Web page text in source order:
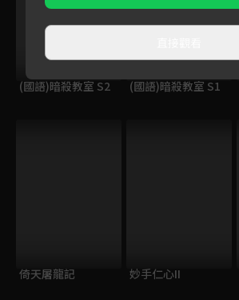
(國語)暗殺教室 S2 (國語)暗殺教室 S1
倚天屠龍記 妙手仁心II